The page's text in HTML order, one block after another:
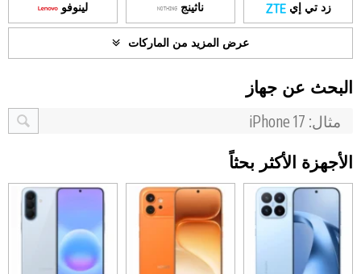
زد تي إي ناثينج لينوفو
عرض المزيد من الماركات
البحث عن جهاز
الأجهزة الأكثر بحثاً